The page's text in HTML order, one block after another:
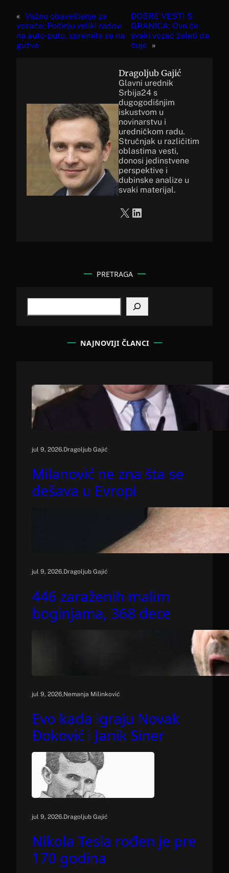
« Važno obaveštenje za
vozače: Počinju veliki radovi
na auto-putu, spremite se na
gužve
DOBRE VESTI S
GRANICA: Ovo će
svaki vozač želeti da
čuje »
Dragoljub Gajić
Glavni urednik
Srbija24 s
dugogodišnjim
iskustvom u
novinarstvu i
uredničkom radu.
Stručnjak u različitim
oblastima vesti,
donosi jedinstvene
perspektive i
dubinske analize u
svaki materijal.
X LinkedIn
PRETRAGA
NAJNOVIJI ČLANCI
jul 9, 2026.Dragoljub Gajić
Milanović ne zna šta se
dešava u Evropi
jul 9, 2026.Dragoljub Gajić
446 zaraženih malim
boginjama, 368 dece
jul 9, 2026.Nemanja Milinković
Evo kada igraju Novak
Đoković i Janik Siner
jul 9, 2026.Dragoljub Gajić
Nikola Tesla rođen je pre
170 godina